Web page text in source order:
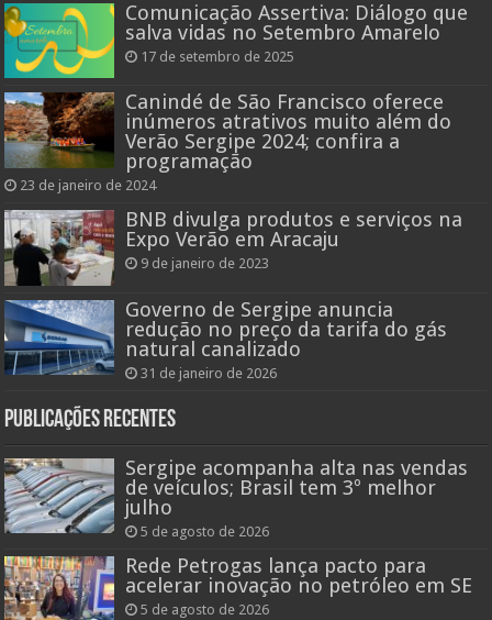
Comunicação Assertiva: Diálogo que
salva vidas no Setembro Amarelo
17 de setembro de 2025
Canindé de São Francisco oferece
inúmeros atrativos muito além do
Verão Sergipe 2024; confira a
programação
23 de janeiro de 2024
BNB divulga produtos e serviços na
Expo Verão em Aracaju
9 de janeiro de 2023
Governo de Sergipe anuncia
redução no preço da tarifa do gás
natural canalizado
31 de janeiro de 2026
Publicações recentes
Sergipe acompanha alta nas vendas
de veículos; Brasil tem 3º melhor
julho
5 de agosto de 2026
Rede Petrogas lança pacto para
acelerar inovação no petróleo em SE
5 de agosto de 2026